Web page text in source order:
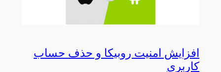
افزایش امنیت روبیکا و حذف حساب
کاربری